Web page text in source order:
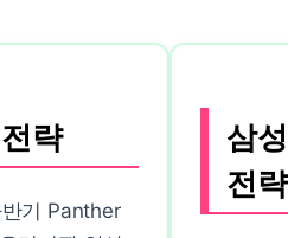
략
기 Panther
삼
전략